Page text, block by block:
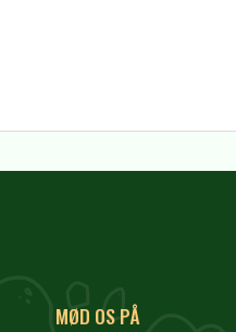
MØD OS PÅ